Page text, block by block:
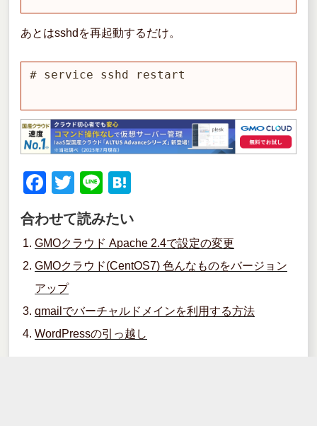
あとはsshdを再起動するだけ。
# service sshd restart
F
c
e
b
o
o
k
T
wi
tt
er
Li
n
e
e
n
a
合わせて読みたい
GMOクラウド Apache 2.4で設定の変更
GMOクラウド(CentOS7) 色んなものをバージョン
アップ
qmailでバーチャルドメインを利用する方法
WordPressの引っ越し